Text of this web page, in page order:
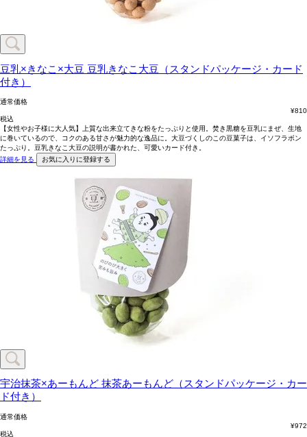
豆乳×きなこ×大豆 豆乳きなこ大豆（スタンドパッケージ・カード
付き）
通常価格
¥810
税込
【女性やお子様に大人気】上質な出来立てきな粉をたっぷりと使用。焚き黒糖を豆乳にまぜ、生地
に巻いているので、コクのある甘さが魅力的な逸品に。大豆づくしのこの豆菓子は、イソフラボン
たっぷり。豆乳きなこ大豆の説明が書かれた、可愛いカード付き。
詳細を見る
お気に入りに登録する
宇治抹茶×あーもんど 抹茶あーもんど（スタンドパッケージ・カー
ド付き）
通常価格
¥972
税込